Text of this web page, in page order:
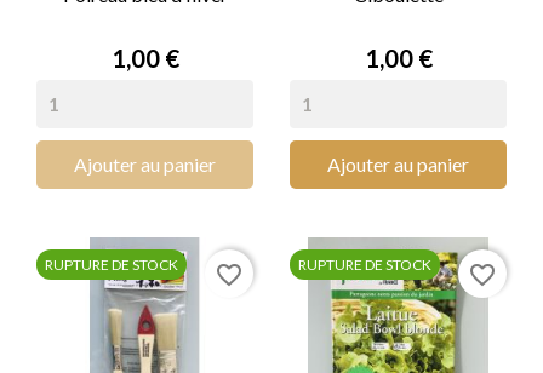
Prix
1,00 €
Ajouter au panier
Prix
1,00 €
Ajouter au panier
RUPTURE DE STOCK favorite_border RUPTURE DE STOCK favorite_border